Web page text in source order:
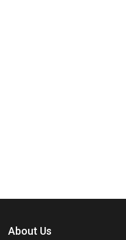
About Us